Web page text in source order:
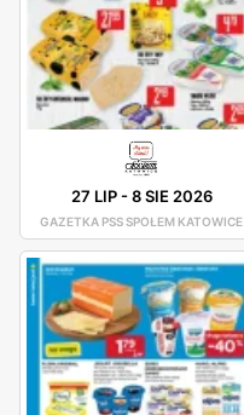
27 LIP-8 SIE 2026
GAZETKA PSS SPOŁEM KATOWICE